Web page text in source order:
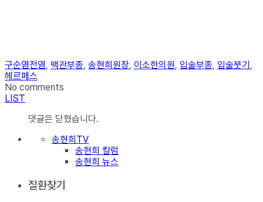
구순염전염, 맥관부종, 송현희원장, 이소한의원, 입술부종, 입술붓기 ,
헤르페스
No comments
LIST
댓글은 닫혔습니다.
송현희TV
송현희 칼럼
송현희 뉴스
질환찾기